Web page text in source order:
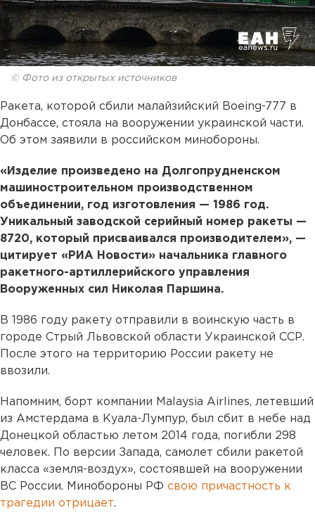
© Фото из открытых источников
Ракета, которой сбили малайзийский Boeing-777 в
Донбассе, стояла на вооружении украинской части.
Об этом заявили в российском минобороны.
«Изделие произведено на Долгопрудненском
машиностроительном производственном
объединении, год изготовления — 1986 год.
Уникальный заводской серийный номер ракеты —
8720, который присваивался производителем», —
цитирует «РИА Новости» начальника главного
ракетного-артиллерийского управления
Вооруженных сил Николая Паршина.
В 1986 году ракету отправили в воинскую часть в
городе Стрый Львовской области Украинской ССР.
После этого на территорию России ракету не
ввозили.
Напомним, борт компании Malaysia Airlines, летевший
из Амстердама в Куала-Лумпур, был сбит в небе над
Донецкой областью летом 2014 года, погибли 298
человек. По версии Запада, самолет сбили ракетой
класса «земля-воздух», состоявшей на вооружении
ВС России. Минобороны РФ свою причастность к
трагедии отрицает.